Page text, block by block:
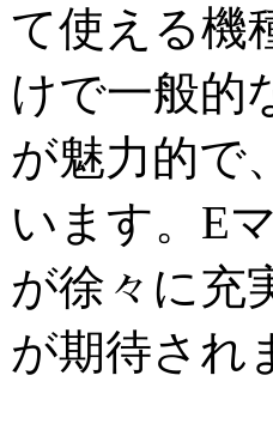
て使える機
けで一般的
が魅力的で
います。E
が徐々に充
が期待され